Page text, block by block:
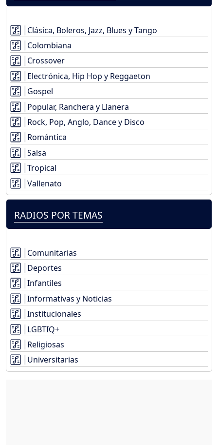
Clásica, Boleros, Jazz, Blues y Tango
Colombiana
Crossover
Electrónica, Hip Hop y Reggaeton
Gospel
Popular, Ranchera y Llanera
Rock, Pop, Anglo, Dance y Disco
Romántica
Salsa
Tropical
Vallenato
RADIOS POR TEMAS
Comunitarias
Deportes
Infantiles
Informativas y Noticias
Institucionales
LGBTIQ+
Religiosas
Universitarias